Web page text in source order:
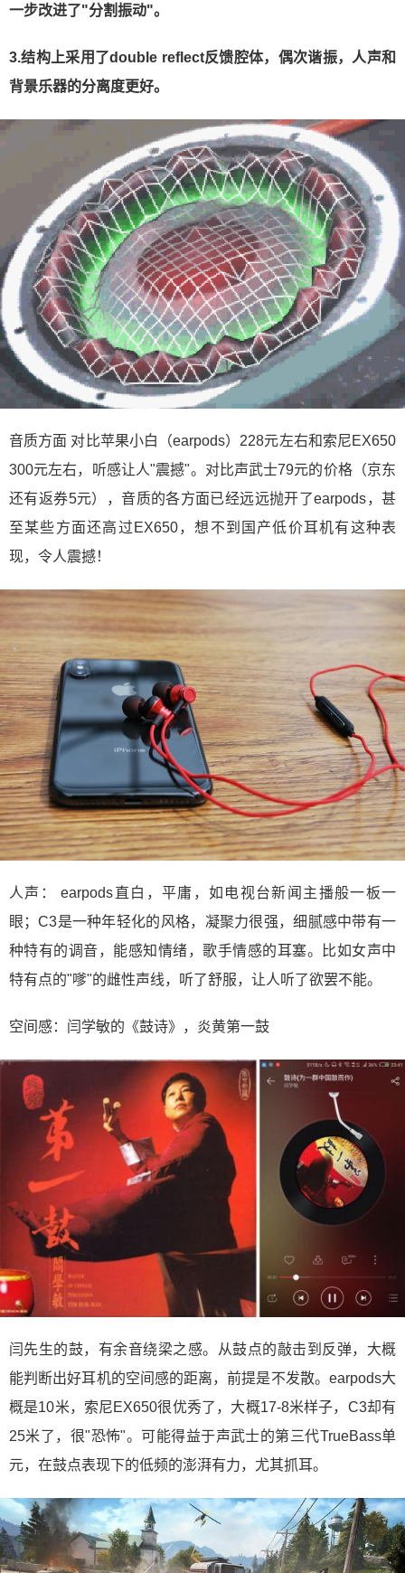
一步改进了"分割振动"。
3.结构上采用了double reflect反馈腔体，偶次谐振，人声和
背景乐器的分离度更好。
音质方面 对比苹果小白（earpods）228元左右和索尼EX650
300元左右，听感让人"震撼"。对比声武士79元的价格（京东
还有返券5元），音质的各方面已经远远抛开了earpods，甚
至某些方面还高过EX650，想不到国产低价耳机有这种表
现，令人震撼！
人声： earpods直白，平庸，如电视台新闻主播般一板一
眼；C3是一种年轻化的风格，凝聚力很强，细腻感中带有一
种特有的调音，能感知情绪，歌手情感的耳塞。比如女声中
特有点的"嗲"的雌性声线，听了舒服，让人听了欲罢不能。
空间感：闫学敏的《鼓诗》，炎黄第一鼓
闫先生的鼓，有余音绕梁之感。从鼓点的敲击到反弹，大概
能判断出好耳机的空间感的距离，前提是不发散。earpods大
概是10米，索尼EX650很优秀了，大概17-8米样子，C3却有
25米了，很"恐怖"。可能得益于声武士的第三代TrueBass单
元，在鼓点表现下的低频的澎湃有力，尤其抓耳。